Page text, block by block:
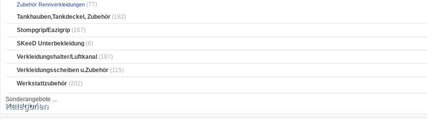
Zubehör Rennverkleidungen (77)
Tankhauben,Tankdeckel, Zubehör (182)
Stompgrip/Eazigrip (167)
SKeeD Unterbekleidung (6)
Verkleidungshalter/Luftkanal (187)
Verkleidungsscheiben u.Zubehör (115)
Werkstattzubehör (202)
Sonderangebote ...
Neue Artikel ...
Kategorien